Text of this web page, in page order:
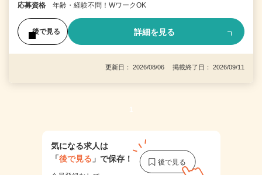
応募資格 年齢・経験不問！WワークOK
後で見る 詳細を見る
更新日： 2026/08/06 掲載終了日： 2026/09/11
1
気になる求人は
「後で見る 」で保存！